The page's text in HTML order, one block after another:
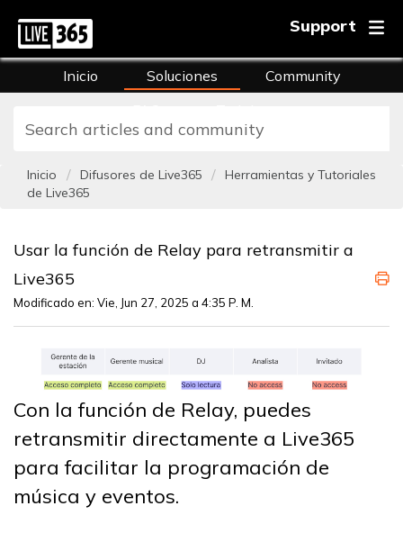
Support
Inicio Soluciones
Community
Inicio Difusores de Live365
Herramientas y Tutoriales
de Live365
Usar la función de Relay para retransmitir a
Live365
Modificado en: Vie, Jun 27, 2025 a 4:35 P. M.
Con la función de Relay, puedes
retransmitir directamente a Live365
para facilitar la programación de
música y eventos.